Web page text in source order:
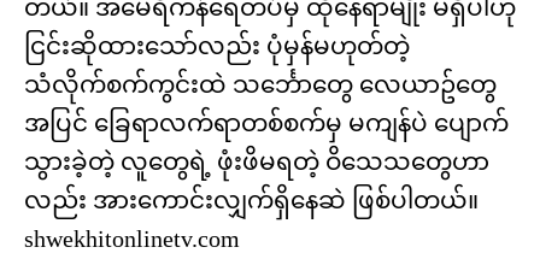
တယ်။ အမေရိကန်ရေတပ်မှ ထိုနေရာမျိုး မရှိပါဟု
ငြင်းဆိုထားသော်လည်း ပုံမှန်မဟုတ်တဲ့
သံလိုက်စက်ကွင်းထဲ သင်္ဘောတွေ လေယာဥ်တွေ
အပြင် ခြေရာလက်ရာတစ်စက်မှ မကျန်ပဲ ပျောက်
သွားခဲ့တဲ့ လူတွေရဲ့ ဖုံးဖိမရတဲ့ ဝိသေသတွေဟာ
လည်း အားကောင်းလျှက်ရှိနေဆဲ ဖြစ်ပါတယ်။
shwekhitonlinetv.com